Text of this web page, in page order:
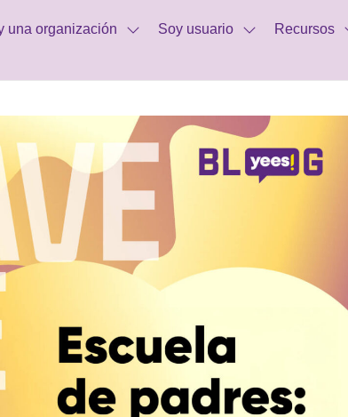
una organización Soy usuario Recursos